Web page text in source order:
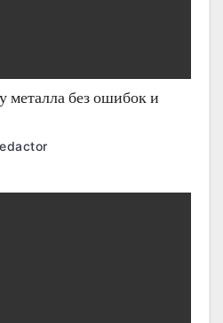
металла без ошибок и